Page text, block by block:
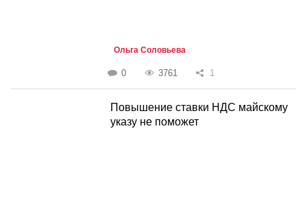
Ольга Соловьева
0 3761 1
Повышение ставки НДС майскому
указу не поможет